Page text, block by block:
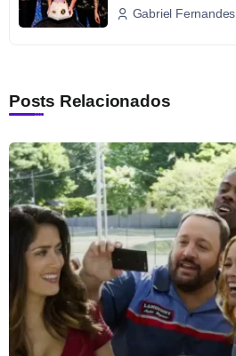
Gabriel Fernandes
Posts Relacionados